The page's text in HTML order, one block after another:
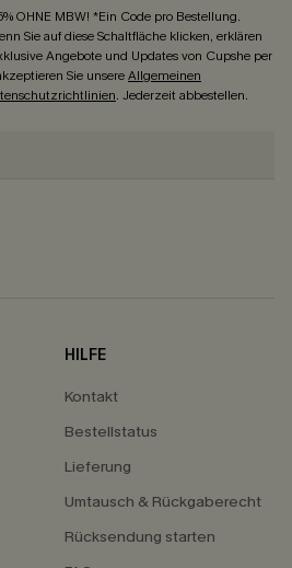
OHNE MBW! *Ein Code pro Bestellung.
Sie auf diese Schaltfläche klicken, erklären
Angebote und Updates von Cupshe per
Sie unsereAllgemeinen
. Jederzeit abbestellen.
HILFE
Kontakt
Bestellstatus
Lieferung
Umtausch & Rückgaberecht
Rücksendung starten